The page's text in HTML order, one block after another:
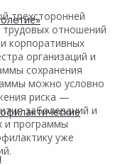
трехсторонней
отношений
корпоративных
организаций и
сохранения
можно условно
риска —
заболеваний и
и программы
уже